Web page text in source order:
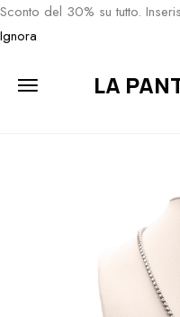
Sconto del 30% su tutto.
Ignora
LA